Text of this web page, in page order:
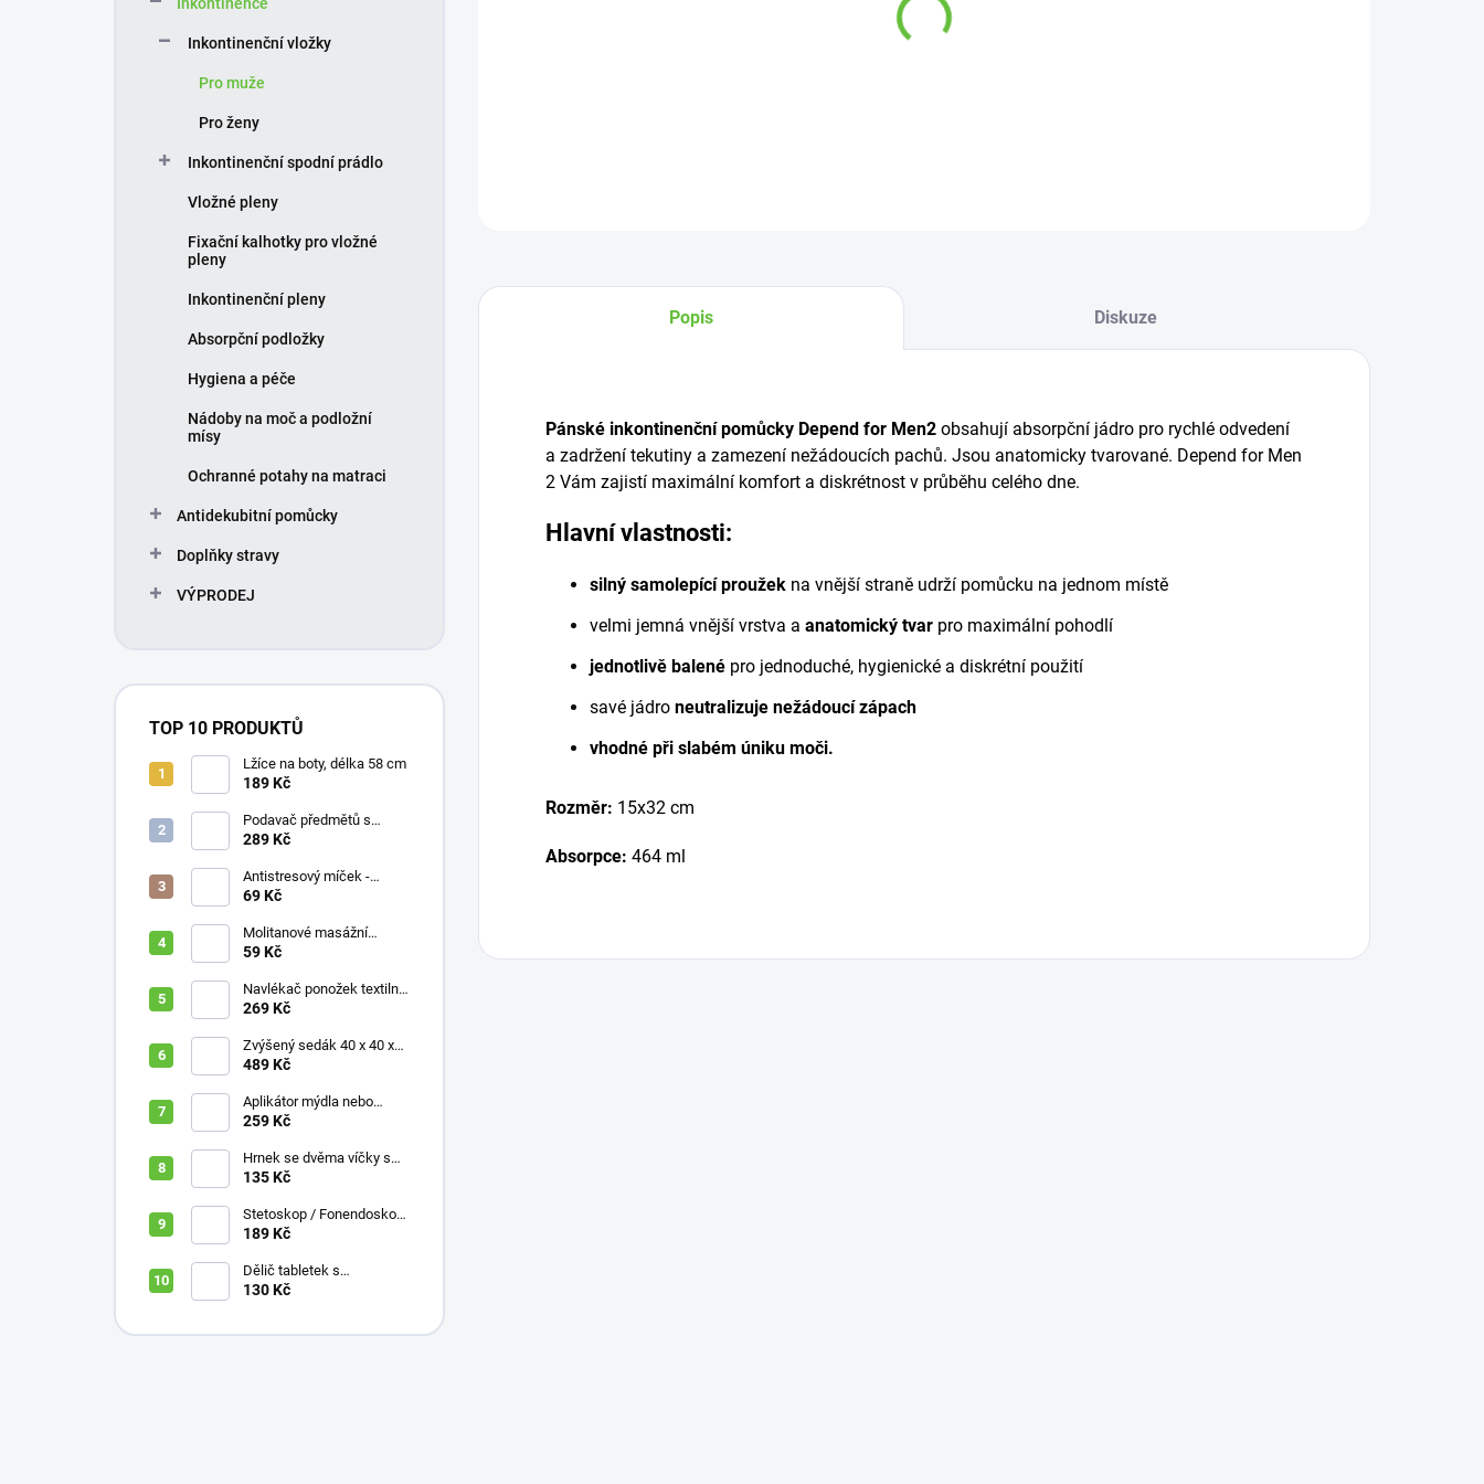
Inkontinenční vložky
Pro muže
Pro ženy
Inkontinenční spodní prádlo
Vložné pleny
Fixační kalhotky pro vložné
pleny
Inkontinenční pleny
Absorpční podložky
Hygiena a péče
Nádoby na moč a podložní
mísy
Ochranné potahy na matraci
Antidekubitní pomůcky
Doplňky stravy
VÝPRODEJ
TOP 10 PRODUKTŮ
Lžíce na boty, délka 58 cm
189 Kč
Podavač předmětů s
magnetem / prodloužená
81 / 90 cm
289 Kč
Antistresový míček -
průměr 75 mm, mix barev
69 Kč
Molitanové masážní
míčky, různé velikosti
59 Kč
Navlékač ponožek textilní
s plastovou vložkou
269 Kč
Zvýšený sedák 40 x 40 x
10 cm
489 Kč
Aplikátor mýdla nebo
krému se zásobníkem a
259 Kč
Hrnek se dvěma víčky s
krátkými náustky, nápoje,
barvy
135 Kč
Stetoskop / Fonendoskop
pro zdravotnický personál,
189 Kč
Dělič tabletek s
bezpečným uložením léků
130 Kč
Popis Diskuze
Pánské inkontinenční pomůcky Depend for Men2 obsahují absorpční jádro pro rychlé odvedení
a zadržení tekutiny a zamezení nežádoucích pachů. Jsou anatomicky tvarované. Depend for Men
2 Vám zajistí maximální komfort a diskrétnost v průběhu celého dne.
Hlavní vlastnosti:
silný samolepící proužek na vnější straně udrží pomůcku na jednom místě
velmi jemná vnější vrstva a anatomický tvar pro maximální pohodlí
jednotlivě balené pro jednoduché, hygienické a diskrétní použití
savé jádro neutralizuje nežádoucí zápach
vhodné při slabém úniku moči.
Rozměr: 15x32 cm
Absorpce: 464 ml